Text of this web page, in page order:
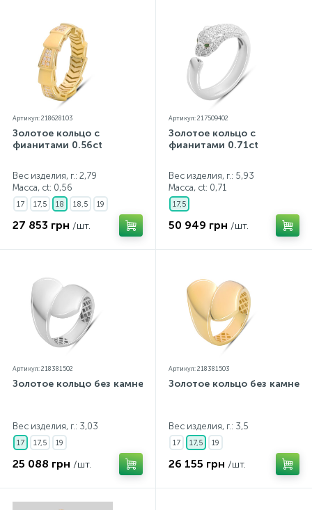
Артикул: 218628103
Золотое кольцо с
фианитами 0.56ct
Вес изделия, г.: 2,79
Масса, ct: 0,56
17 17,5 18 18,5 19
27 853 грн /шт.
Артикул: 217509402
Золотое кольцо с
фианитами 0.71ct
Вес изделия, г.: 5,93
Масса, ct: 0,71
17,5
50 949 грн /шт.
Артикул: 218381502
Золотое кольцо без камней
Вес изделия, г.: 3,03
17 17,5 19
25 088 грн /шт.
Артикул: 218381503
Золотое кольцо без камней
Вес изделия, г.: 3,5
17 17,5 19
26 155 грн /шт.